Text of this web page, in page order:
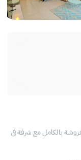
بالكامل مع شرفة في